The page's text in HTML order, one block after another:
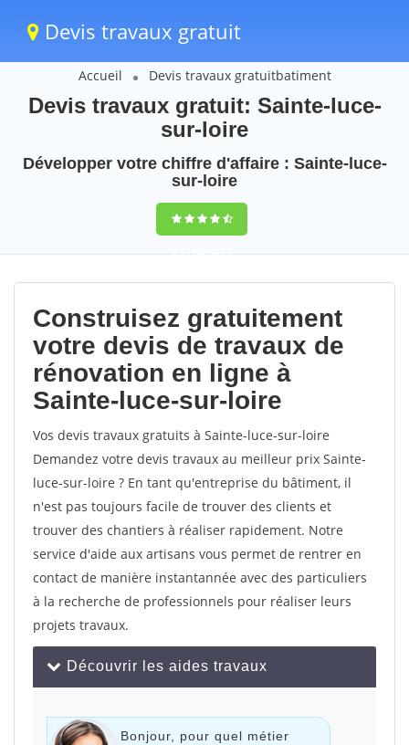
Devis travaux gratuit
Accueil Devis travaux gratuitbatiment
Devis travaux gratuit: Sainte-luce-
sur-loire
Développer votre chiffre d'affaire : Sainte-luce-
sur-loire
9,5(100%)94
votes
Construisez gratuitement
votre devis de travaux de
rénovation en ligne à
Sainte-luce-sur-loire
Vos devis travaux gratuits à Sainte-luce-sur-loire
Demandez votre devis travaux au meilleur prix Sainte-
luce-sur-loire ? En tant qu'entreprise du bâtiment, il
n'est pas toujours facile de trouver des clients et
trouver des chantiers à réaliser rapidement. Notre
service d'aide aux artisans vous permet de rentrer en
contact de manière instantannée avec des particuliers
à la recherche de professionnels pour réaliser leurs
projets travaux.